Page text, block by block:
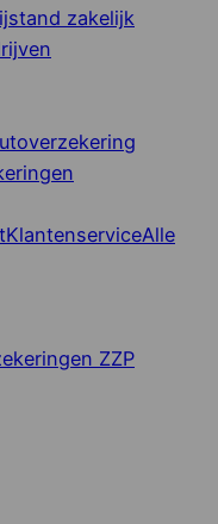
zakelijk
KlantenserviceAlle
ZZP